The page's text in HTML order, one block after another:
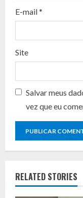
n
g
E-mail*
Site
Salvar meus
vez que eu
RELATED STORIES